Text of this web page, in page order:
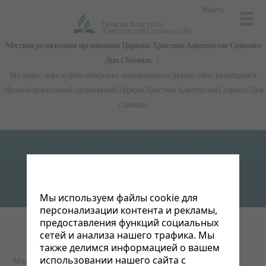
Местная религиозная организация Церковь Христиан Адвентистов Седьмого
Дня г.Тюмени
Все видео, аудио и фото материалы, находящиеся на данном сайте, размещаются
Местной религиозной организацией Церковь Христиан Адвентистов Седьмого Дня
г.Тюмени
Menu
Молитвенные просьбы
Мы используем файлы cookie для
персонализации контента и рекламы,
предоставления функций социальных
сетей и анализа нашего трафика. Мы
также делимся информацией о вашем
использовании нашего сайта с